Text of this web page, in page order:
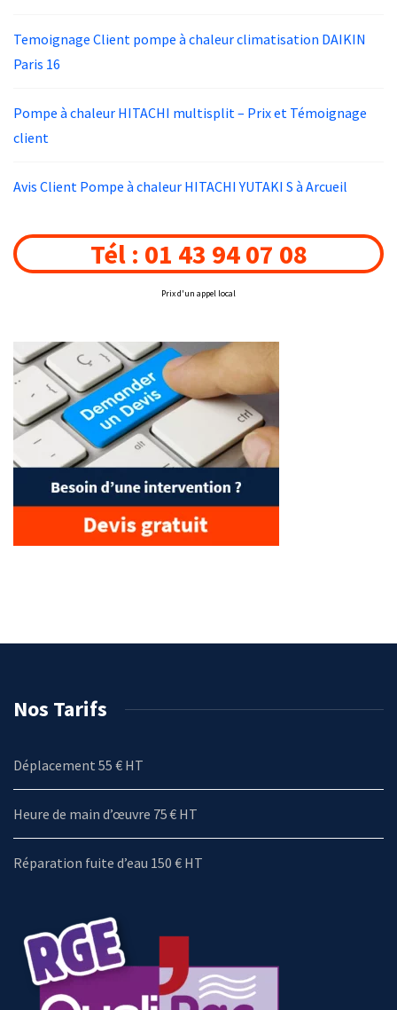
Temoignage Client pompe à chaleur climatisation DAIKIN
Paris 16
Pompe à chaleur HITACHI multisplit – Prix et Témoignage
client
Avis Client Pompe à chaleur HITACHI YUTAKI S à Arcueil
Tél : 01 43 94 07 08
Prix d'un appel local
Nos Tarifs
Déplacement 55 € HT
Heure de main d’œuvre 75 € HT
Réparation fuite d’eau 150 € HT